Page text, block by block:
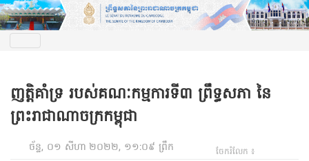
ញត្តិគាំទ្រ របស់គណៈកម្មការទី៣ ព្រឹទ្ធសភា នៃ
ព្រះរាជាណាចក្រកម្ពុជា
ច័ន្ទ, ០១ សីហា ២០២២, ១១:០៩ ព្រឹក ចែករំលែក ៖